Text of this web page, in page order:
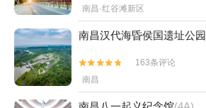
南昌·红谷滩新区
南昌汉代海昏侯国遗址公园


163条评论
南昌